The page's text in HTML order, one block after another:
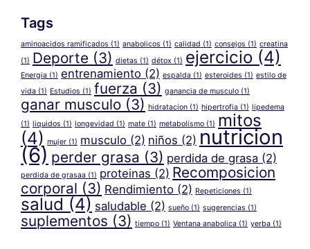
Tags
aminoacidos ramificados (1) anabolicos (1) calidad (1) consejos (1) creatina
(1) Deporte (3) dietas (1) détox (1) ejercicio (4)
Energia (1) entrenamiento (2) espalda (1) esteroides (1) estilo de
vida (1) Estudios (1) fuerza (3) ganancia de musculo (1)
ganar musculo (3) hidratacion (1) hipertrofia (1) lipedema
(1) liquidos (1) longevidad (1) mate (1) metabolismo (1) mitos
(4) mujer (1) musculo (2) niños (2) nutricion
(6) perder grasa (3) perdida de grasa (2)
perdida de grasaa (1) proteinas (2) Recomposicion
corporal (3) Rendimiento (2) Repeticiones (1)
salud (4) saludable (2) sueño (1) sugerencias (1)
suplementos (3) tiempo (1) Ventana anabolica (1) yerba (1)